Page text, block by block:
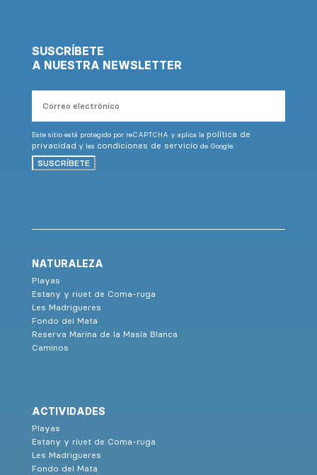
SUSCRÍBETE
A NUESTRA NEWSLETTER
electrónico
Este sitio está protegido por reCAPTCHA y aplica la política de
privacidad y las condiciones de servicio de Google.
SUSCRÍBETE
NATURALEZA
Playas
Estany y riuet de Coma-ruga
Les Madrigueres
Fondo del Mata
Reserva Marina de la Masía Blanca
Caminos
ACTIVIDADES
Playas
Estany y riuet de Coma-ruga
Les Madrigueres
Fondo del Mata